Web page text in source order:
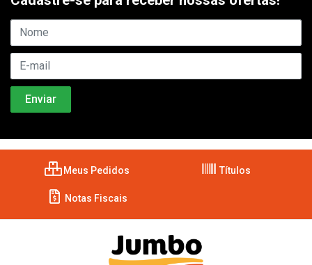
Meus Pedidos Títulos
Notas Fiscais